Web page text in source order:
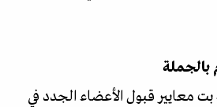
بت معايير قبول الأعضاء الجدد في